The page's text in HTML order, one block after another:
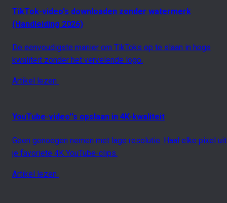
TikTok-video's downloaden zonder watermerk
(Handleiding 2026)
De eenvoudigste manier om TikToks op te slaan in hoge
kwaliteit zonder het vervelende logo.
Artikel lezen
YouTube-video''s opslaan in 4K-kwaliteit
Geen genoegen nemen met lage resolutie. Haal elke pixel uit
je favoriete 4K YouTube-clips.
Artikel lezen